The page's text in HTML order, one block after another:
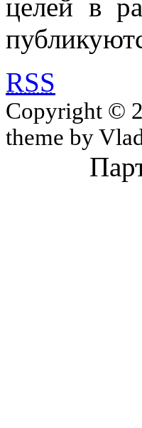
целей в
RSS
Copyright ©
theme by